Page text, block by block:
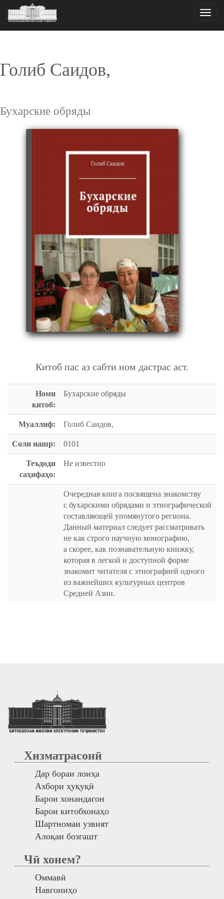
Toggle
Голиб Саидов,
Бухарские обряды
Китоб пас аз сабти ном дастрас аст.
Номи
китоб:
Бухарские обряды
Муаллиф: Голиб Саидов,
Соли нашр: 0101
Теъдоди
саҳифаҳо:
Не известно
Очередная книга посвящена знакомству
с бухарскими обрядами и этнографической
составляющей упомянутого региона.
Данный материал следует рассматривать
не как строго научную монографию,
а скорее, как познавательную книжку,
которая в легкой и доступной форме
знакомит читателя с этнографией одного
из важнейших культурных центров
Средней Азии.
Хизматрасонӣ
Дар бораи лоиҳа
Ахбори ҳуқуқӣ
Барои хонандагон
Барои китобхонаҳо
Шартномаи узвият
Алоқаи бозгашт
Чӣ хонем?
Оммавӣ
Навгониҳо